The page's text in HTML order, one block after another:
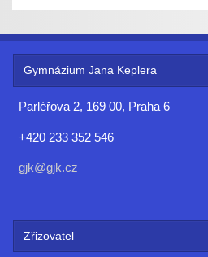
Gymnázium Jana Keplera
Parléřova 2, 169 00, Praha 6
+420 233 352 546
gjk@gjk.cz
Zřizovatel